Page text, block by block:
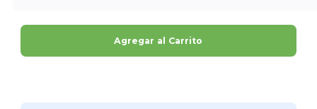
Agregar al Carrito